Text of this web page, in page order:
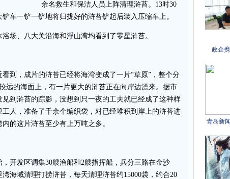
余名救生和保洁人员上阵清理浒苔。13时30
车一铲一铲地将归拢好的浒苔铲起后装入压缩车上。
、八大关沿海和浮山湾均看到了零星浒苔。
，成片的浒苔已经将海湾变成了一片“草原”，整个分
远的海面上，有一片更大的浒苔正在向岸边漂来。据市
到浒苔的踪影，没想到只一夜的工夫就已经成了这种样
人，准备了千余个编织袋，对已经堆积到岸上的浒苔进
的这片浒苔至少有上万吨之多。
发区调集30艘渔船和2艘指挥船，兵分三路在金沙
海域清理打捞浒苔，每天清理浒苔约15000袋，约合20